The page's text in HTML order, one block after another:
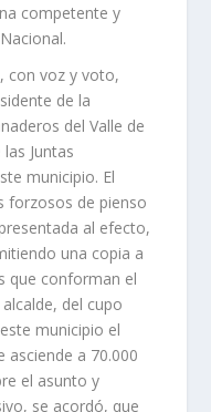
competente y
con voz y voto,
de la
del Valle de
Juntas
municipio. El
forzosos de pienso
al efecto,
una copia a
que conforman el
del cupo
municipio el
asciende a 70.000
el asunto y
se acordó, que